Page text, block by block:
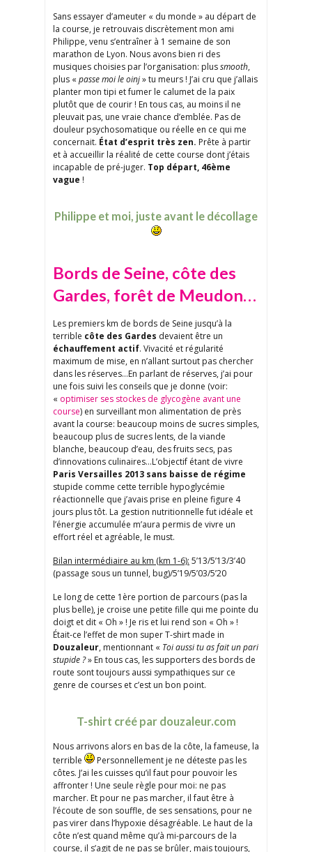
Sans essayer d’ameuter « du monde » au départ de
la course, je retrouvais discrètement mon ami
Philippe, venu s’entraîner à 1 semaine de son
marathon de Lyon. Nous avons bien ri des
musiques choisies par l’organisation: plussmooth,
plus « passe moi le oinj» tu meurs ! J’ai cru que j’allais
planter mon tipi et fumer le calumet de la paix
plutôt que de courir ! En tous cas, au moins il ne
pleuvait pas, une vraie chance d’emblée. Pas de
douleur psychosomatique ou réelle en ce qui me
concernait. État d’esprit très zen. Prête à partir
et à accueillir la réalité de cette course dont j’étais
incapable de pré-juger. Top départ, 46ème
vague !
Philippe et moi, juste avant le décollage
Bords de Seine, côte des
Gardes, forêt de Meudon…
Les premiers km de bords de Seine jusqu’à la
terrible côte des Gardes devaient être un
échauffement actif. Vivacité et régularité
maximum de mise, en n’allant surtout pas chercher
dans les réserves…En parlant de réserves, j’ai pour
une fois suivi les conseils que je donne (voir:
« optimiser ses stockes de glycogène avant une
course) en surveillant mon alimentation de près
avant la course: beaucoup moins de sucres simples,
beaucoup plus de sucres lents, de la viande
blanche, beaucoup d’eau, des fruits secs, pas
d’innovations culinaires…L’objectif étant de vivre
Paris Versailles 2013 sans baisse de régime
stupide comme cette terrible hypoglycémie
réactionnelle que j’avais prise en pleine figure 4
jours plus tôt. La gestion nutritionnelle fut idéale et
l’énergie accumulée m’aura permis de vivre un
effort réel et agréable, le must.
Bilan intermédiaire au km (km 1-6): 5’13/5’13/3’40
(passage sous un tunnel, bug)/5’19/5’03/5’20
Le long de cette 1ère portion de parcours (pas la
plus belle), je croise une petite fille qui me pointe du
doigt et dit « Oh » ! Je ris et lui rend son « Oh » !
Était-ce l’effet de mon super T-shirt made in
Douzaleur, mentionnant « Toi aussi tu as fait un pari
stupide ?» En tous cas, les supporters des bords de
route sont toujours aussi sympathiques sur ce
genre de courses et c’est un bon point.
T-shirt créé par douzaleur.com
Nous arrivons alors en bas de la côte, la fameuse, la
terrible
Personnellement je ne déteste pas les
côtes. J’ai les cuisses qu’il faut pour pouvoir les
affronter ! Une seule règle pour moi: ne pas
marcher. Et pour ne pas marcher, il faut être à
l’écoute de son souffle, de ses sensations, pour ne
pas virer dans l’hypoxie désagréable. Le haut de la
côte n’est quand même qu’à mi-parcours de la
course, il s’agit de ne pas se brûler, mais toujours,